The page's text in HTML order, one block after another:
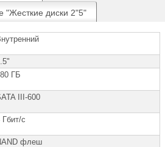
"Жесткие диски 2"5"
ГБ
III-600
Гбит/с
флеш